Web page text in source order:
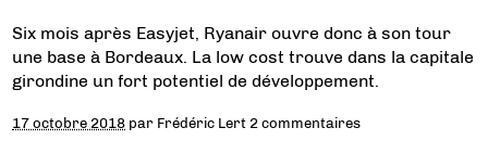
Six mois après Easyjet, Ryanair ouvre donc à son tour
une base à Bordeaux. La low cost trouve dans la capitale
girondine un fort potentiel de développement.
17 octobre 2018 par Frédéric Lert 2 commentaires